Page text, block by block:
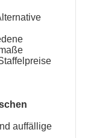
auffällige